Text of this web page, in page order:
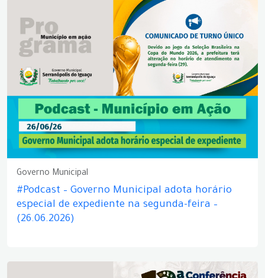
Governo Municipal
#Podcast – Governo Municipal adota horário
especial de expediente na segunda-feira –
(26.06.2026)